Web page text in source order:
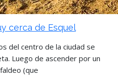
cerca de Esquel
del centro de la ciudad se
Luego de ascender por un
(que